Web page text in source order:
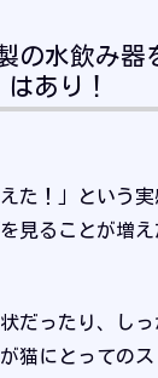
の水飲み器
はあり！
た！」という
見ることが増
だったり、し
猫にとっての